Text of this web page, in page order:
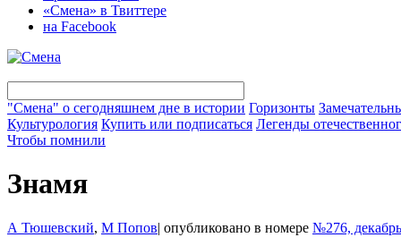
«Смена» в Твиттере
на Facebook
"Смена" о сегодняшнем дне в истории Горизонты
Культурология Купить или подписаться Легенды
Чтобы помнили
Знамя
А Тюшевский, М Попов| опубликовано в номере №276,